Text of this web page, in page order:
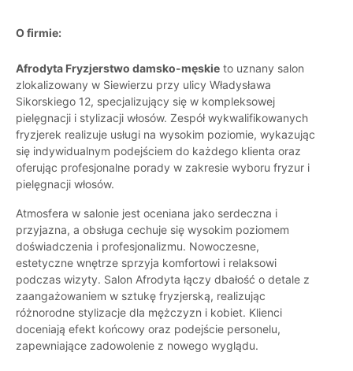
O firmie:
Afrodyta Fryzjerstwo damsko-męskie to uznany salon
zlokalizowany w Siewierzu przy ulicy Władysława
Sikorskiego 12, specjalizujący się w kompleksowej
pielęgnacji i stylizacji włosów. Zespół wykwalifikowanych
fryzjerek realizuje usługi na wysokim poziomie, wykazując
się indywidualnym podejściem do każdego klienta oraz
oferując profesjonalne porady w zakresie wyboru fryzur i
pielęgnacji włosów.
Atmosfera w salonie jest oceniana jako serdeczna i
przyjazna, a obsługa cechuje się wysokim poziomem
doświadczenia i profesjonalizmu. Nowoczesne,
estetyczne wnętrze sprzyja komfortowi i relaksowi
podczas wizyty. Salon Afrodyta łączy dbałość o detale z
zaangażowaniem w sztukę fryzjerską, realizując
różnorodne stylizacje dla mężczyzn i kobiet. Klienci
doceniają efekt końcowy oraz podejście personelu,
zapewniające zadowolenie z nowego wyglądu.